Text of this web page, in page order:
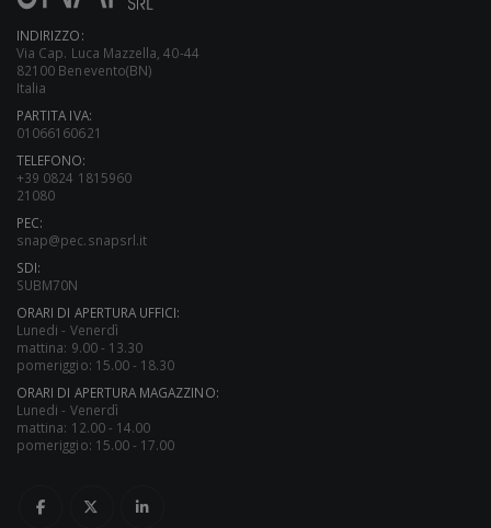
INDIRIZZO:
Via Cap. Luca Mazzella, 40-44
82100 Benevento(BN)
Italia
PARTITA IVA:
01066160621
TELEFONO:
+39 0824 1815960
21080
PEC:
snap@pec.snapsrl.it
SDI:
SUBM70N
ORARI DI APERTURA UFFICI:
Lunedi - Venerdì
mattina: 9.00 - 13.30
pomeriggio: 15.00 - 18.30
ORARI DI APERTURA MAGAZZINO:
Lunedi - Venerdì
mattina: 12.00 - 14.00
pomeriggio: 15.00 - 17.00